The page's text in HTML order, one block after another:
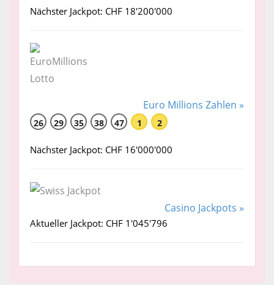
Nächster Jackpot: CHF 18'200'000
Euro Millions Zahlen »
26 29 35 38 47 1 2
Nächster Jackpot: CHF 16'000'000
Casino Jackpots »
Aktueller Jackpot: CHF 1'045'796